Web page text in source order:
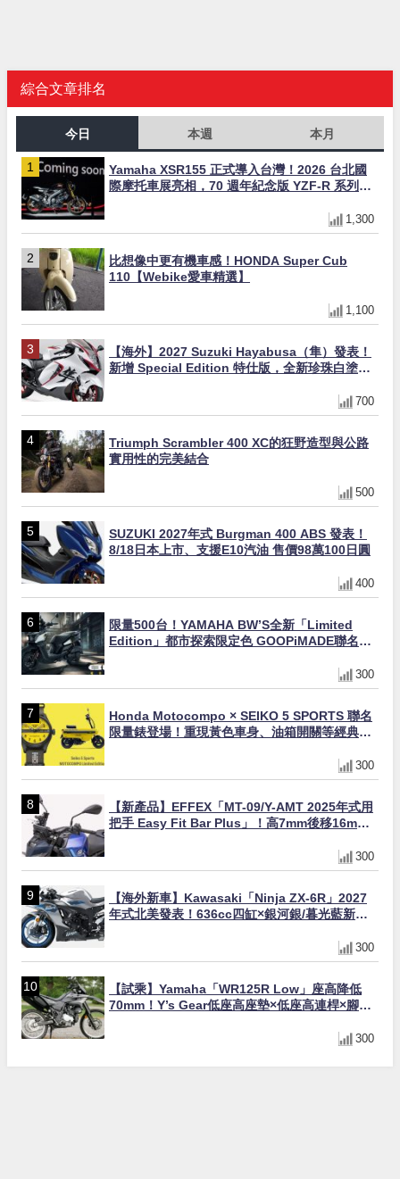
綜合文章排名
今日 本週 本月
Yamaha XSR155 正式導入台灣！2026 台北國
際摩托車展亮相，70 週年紀念版 YZF-R 系列限
1,300
比想像中更有機車感！HONDA Super Cub
110【Webike愛車精選】
1,100
【海外】2027 Suzuki Hayabusa（隼）發表！
新增 Special Edition 特仕版，全新珍珠白塗裝
700
Triumph Scrambler 400 XC的狂野造型與公路
實用性的完美結合
500
SUZUKI 2027年式 Burgman 400 ABS 發表！
8/18日本上市、支援E10汽油 售價98萬100日圓
400
限量500台！YAMAHA BW’S全新「Limited
Edition」都市探索限定色 GOOPiMADE聯名包
300
Honda Motocompo × SEIKO 5 SPORTS 聯名
限量錶登場！重現黃色車身、油箱開關等經典設
300
【新產品】EFFEX「MT-09/Y-AMT 2025年式用
把手 Easy Fit Bar Plus」！高7mm後移16mm
300
【海外新車】Kawasaki「Ninja ZX-6R」2027
年式北美發表！636cc四缸×銀河銀/暮光藍新色
300
【試乘】Yamaha「WR125R Low」座高降低
70mm！Y’s Gear低座高座墊×低座高連桿×腳踏
300